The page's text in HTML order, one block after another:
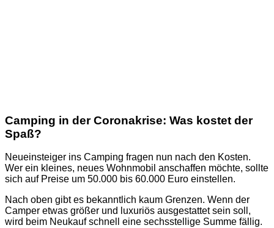
Camping in der Coronakrise: Was kostet der
Spaß?
Neueinsteiger ins Camping fragen nun nach den Kosten.
Wer ein kleines, neues Wohnmobil anschaffen möchte, sollte
sich auf Preise um 50.000 bis 60.000 Euro einstellen.
Nach oben gibt es bekanntlich kaum Grenzen. Wenn der
Camper etwas größer und luxuriös ausgestattet sein soll,
wird beim Neukauf schnell eine sechsstellige Summe fällig.